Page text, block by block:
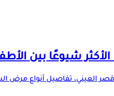
شيوعًا بين
العيني، تفاصيل أنواع مرض